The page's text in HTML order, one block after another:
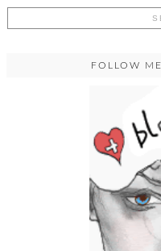
FOLLOW